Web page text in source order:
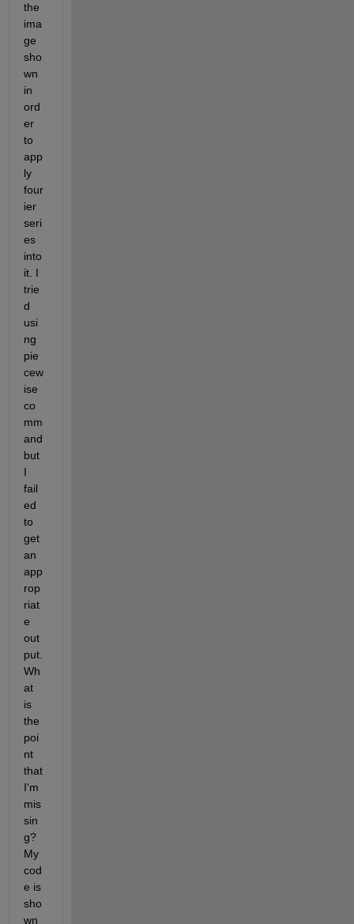
the
ima
ge
sho
wn
in
ord
er
to
app
ly
four
ier
seri
es
into
it. I
trie
d
usi
ng
pie
cew
ise
co
mm
and
but
I
fail
ed
to
get
an
app
rop
riat
e
out
put.
Wh
at
is
the
poi
nt
that
I'm
mis
sin
g?
My
cod
e is
sho
wn